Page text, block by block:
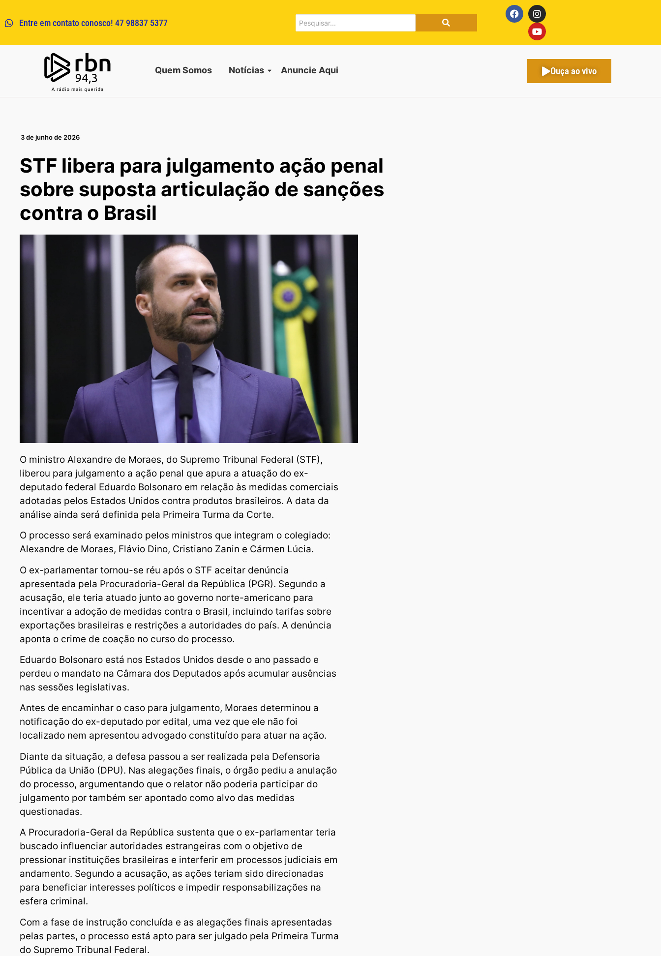
Entre em contato conosco! 47 98837 5377
Quem Somos Notícias Anuncie Aqui Ouça ao vivo
3 de junho de 2026
STF libera para julgamento ação penal
sobre suposta articulação de sanções
contra o Brasil
O ministro Alexandre de Moraes, do Supremo Tribunal Federal (STF),
liberou para julgamento a ação penal que apura a atuação do ex-
deputado federal Eduardo Bolsonaro em relação às medidas comerciais
adotadas pelos Estados Unidos contra produtos brasileiros. A data da
análise ainda será definida pela Primeira Turma da Corte.
O processo será examinado pelos ministros que integram o colegiado:
Alexandre de Moraes, Flávio Dino, Cristiano Zanin e Cármen Lúcia.
O ex-parlamentar tornou-se réu após o STF aceitar denúncia
apresentada pela Procuradoria-Geral da República (PGR). Segundo a
acusação, ele teria atuado junto ao governo norte-americano para
incentivar a adoção de medidas contra o Brasil, incluindo tarifas sobre
exportações brasileiras e restrições a autoridades do país. A denúncia
aponta o crime de coação no curso do processo.
Eduardo Bolsonaro está nos Estados Unidos desde o ano passado e
perdeu o mandato na Câmara dos Deputados após acumular ausências
nas sessões legislativas.
Antes de encaminhar o caso para julgamento, Moraes determinou a
notificação do ex-deputado por edital, uma vez que ele não foi
localizado nem apresentou advogado constituído para atuar na ação.
Diante da situação, a defesa passou a ser realizada pela Defensoria
Pública da União (DPU). Nas alegações finais, o órgão pediu a anulação
do processo, argumentando que o relator não poderia participar do
julgamento por também ser apontado como alvo das medidas
questionadas.
A Procuradoria-Geral da República sustenta que o ex-parlamentar teria
buscado influenciar autoridades estrangeiras com o objetivo de
pressionar instituições brasileiras e interferir em processos judiciais em
andamento. Segundo a acusação, as ações teriam sido direcionadas
para beneficiar interesses políticos e impedir responsabilizações na
esfera criminal.
Com a fase de instrução concluída e as alegações finais apresentadas
pelas partes, o processo está apto para ser julgado pela Primeira Turma
do Supremo Tribunal Federal.